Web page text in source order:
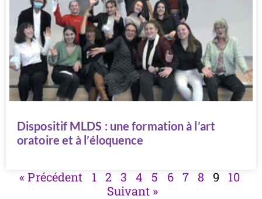
Dispositif MLDS : une formation à l’art
oratoire et à l’éloquence
« Précédent 1 2 3 4 5 6 7 8 9
10
Suivant »